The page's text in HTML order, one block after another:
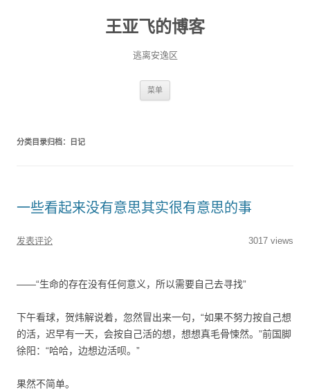
王亚飞的博客
逃离安逸区
菜单
分类目录归档： 日记
一些看起来没有意思其实很有意思的事
发表评论 3017 views
——“生命的存在没有任何意义，所以需要自己去寻找”
下午看球，贺炜解说着，忽然冒出来一句，“如果不努力按自己想
的活，迟早有一天，会按自己活的想，想想真毛骨悚然。”前国脚
徐阳：“哈哈，边想边活呗。”
果然不简单。